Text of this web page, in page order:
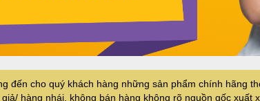
đến cho quý khách hàng những sản phẩm chính hãng
giả/ hàng nhái, không bán hàng không rõ nguồn gốc xuất